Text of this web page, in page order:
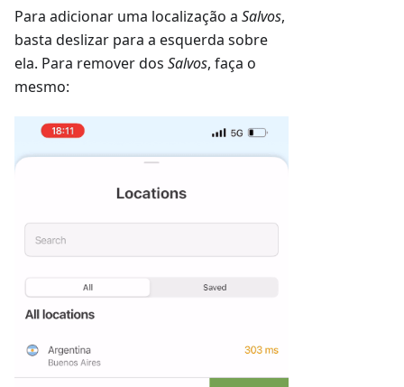
Para adicionar uma localização a Salvos,
basta deslizar para a esquerda sobre
ela. Para remover dos Salvos, faça o
mesmo: